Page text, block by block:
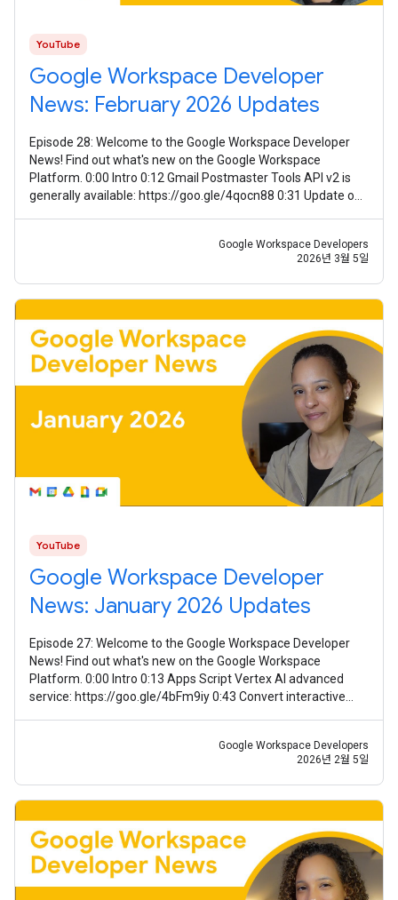
YouTube
Google Workspace Developer
News: February 2026 Updates
Episode 28: Welcome to the Google Workspace Developer
News! Find out what's new on the Google Workspace
Platform. 0:00 Intro 0:12 Gmail Postmaster Tools API v2 is
generally available: https://goo.gle/4qocn88 0:31 Update on
Google Workspace Developers
2026년 3월 5일
YouTube
Google Workspace Developer
News: January 2026 Updates
Episode 27: Welcome to the Google Workspace Developer
News! Find out what's new on the Google Workspace
Platform. 0:00 Intro 0:13 Apps Script Vertex AI advanced
service: https://goo.gle/4bFm9iy 0:43 Convert interactive
Google Workspace Developers
2026년 2월 5일